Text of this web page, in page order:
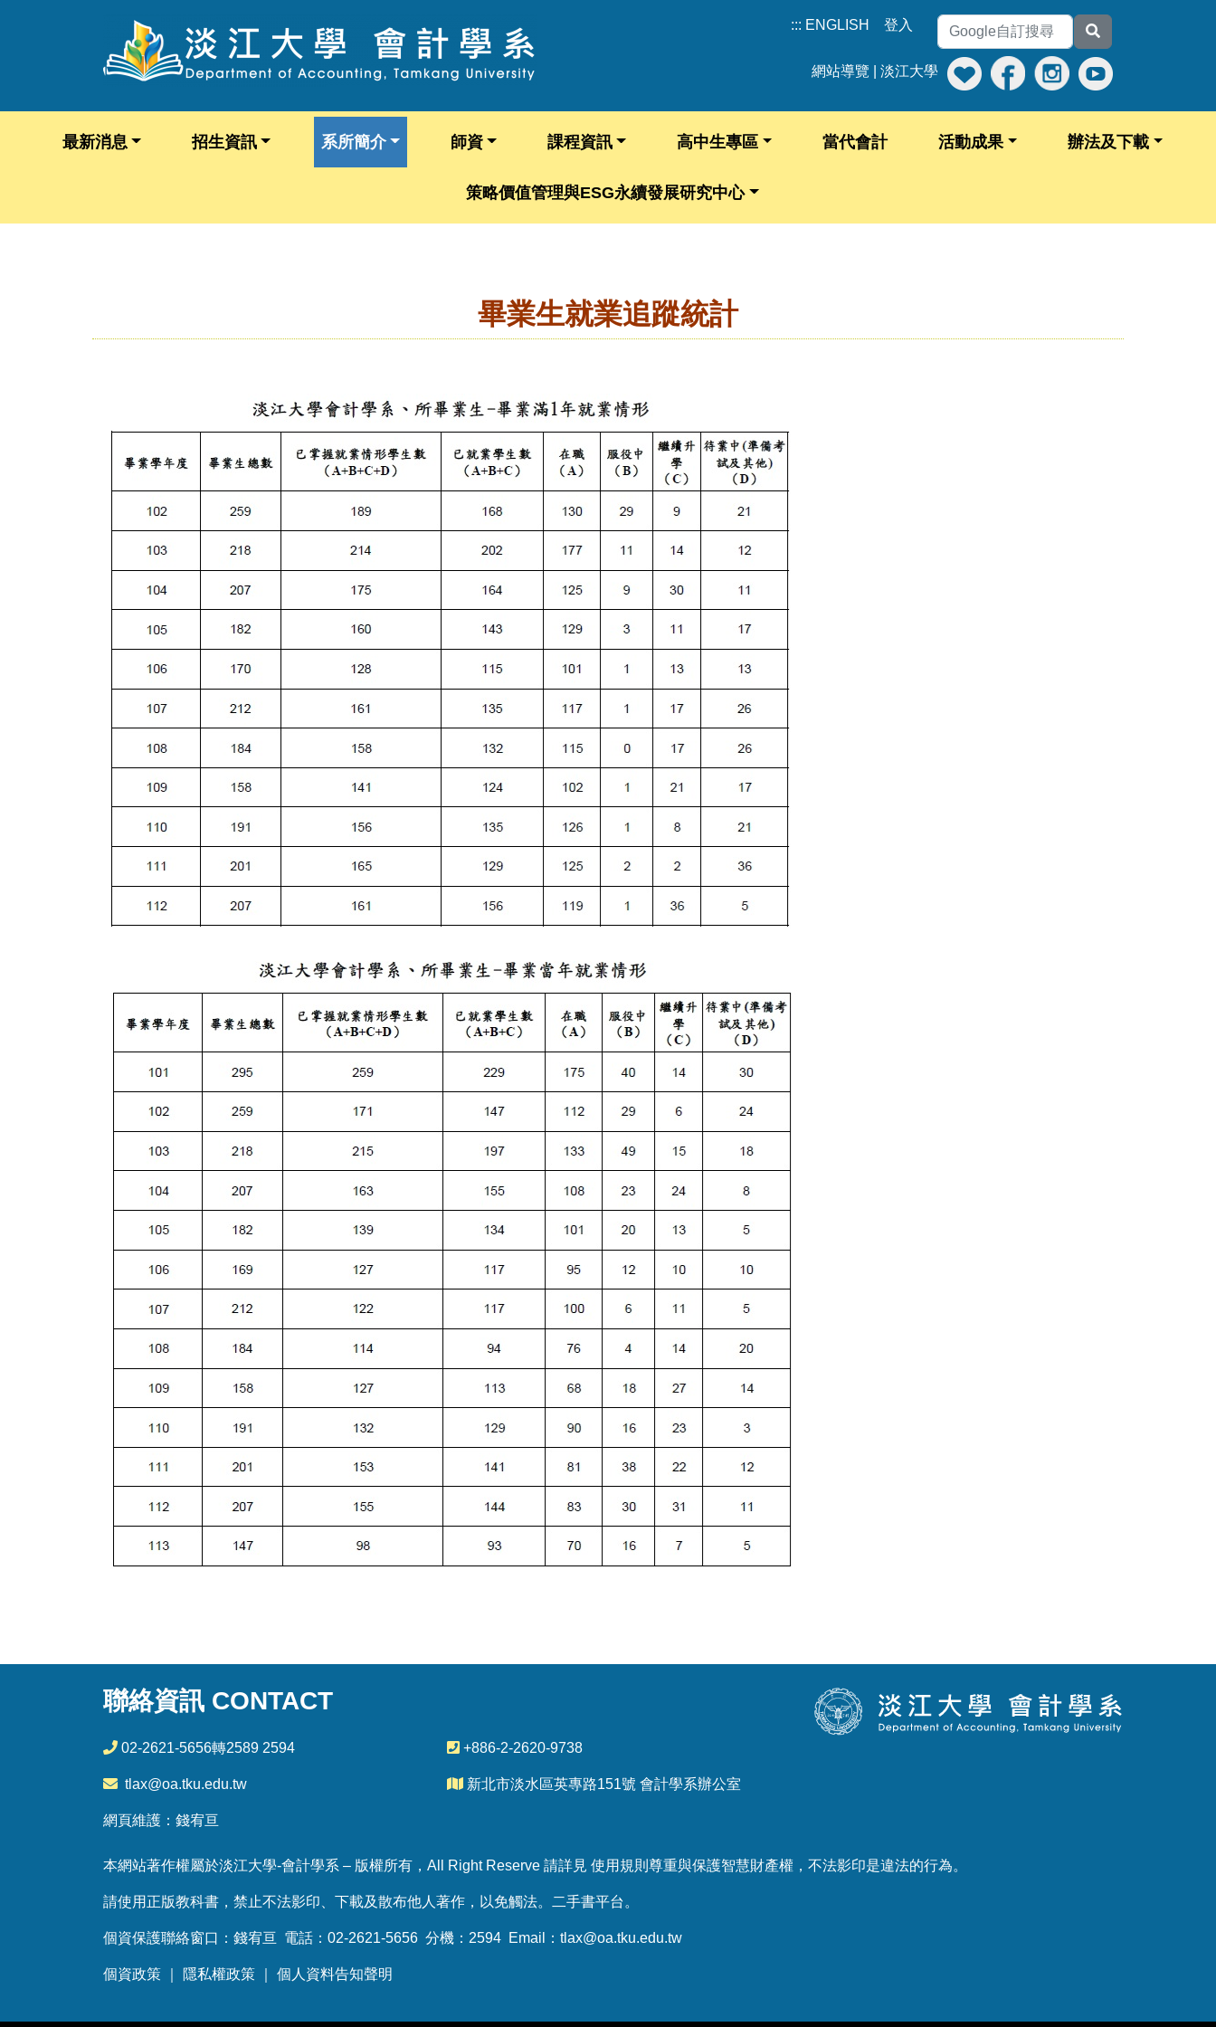
::: ENGLISH 登入
網站導覽 淡江大學
最新消息 招生資訊 系所簡介 師資 課程資訊 高中生專區 當代會計 活動成果 辦法及下載
策略價值管理與ESG永續發展研究中心
畢業生就業追蹤統計
聯絡資訊 CONTACT
02-2621-5656轉2589 2594
tlax@oa.tku.edu.tw
+886-2-2620-9738
新北市淡水區英專路151號 會計學系辦公室
網頁維護：錢宥亘
本網站著作權屬於淡江大學-會計學系 – 版權所有，All Right Reserve 請詳見 使用規則尊重與保護智慧財產權，不法影印是違法的行為。
請使用正版教科書，禁止不法影印、下載及散布他人著作，以免觸法。 二手書平台 。
個資保護聯絡窗口：錢宥亘 電話：02-2621-5656 分機：2594 Email： tlax@oa.tku.edu.tw
個資政策 隱私權政策 個人資料告知聲明